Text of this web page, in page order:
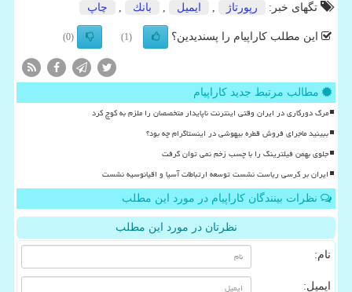
تگهای خبر:
رپورتاژ ایمیل بانك چاپ
این مطلب کاراپیام را پسندیدین؟ (1)
(0)
مطالب مرتبط جدید کاراپیام
مرگ دورکاری در ایران وقتی اینترنت ناپایدار متخصصان را ملزم به کوچ کرد
ببینید ماجرای فروش قطره بیهوشی در اینستاگرام چه بود؟
جلوی بهمن فیلترینگ را با چسب زخم نمی توان گرفت
ایران بر کرسی ریاست نشست توسعه ارتباطات آسیا و اقیانوسیه نشست
نظرات بینندگان کاراپیام در مورد این مطلب
نظرتان در مورد این مطلب
نام:
ایمیل: